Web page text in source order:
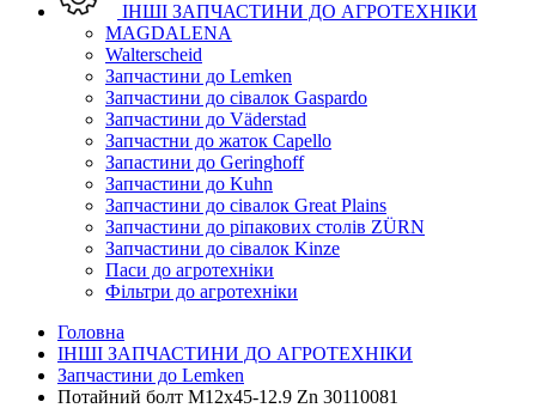
ІНШІ ЗАПЧАСТИНИ ДО АГРОТЕХНІКИ
MAGDALENA
Walterscheid
Запчастини до Lemken
Запчастини до сівалок Gaspardo
Запчастини до Väderstad
Запчастни до жаток Capello
Запастини до Geringhoff
Запчастини до Kuhn
Запчастини до сівалок Great Plains
Запчастини до ріпакових столів ZÜRN
Запчастини до сівалок Kinze
Паси до агротехніки
Фільтри до агротехніки
Головна
ІНШІ ЗАПЧАСТИНИ ДО АГРОТЕХНІКИ
Запчастини до Lemken
Потайний болт M12x45-12.9 Zn 30110081